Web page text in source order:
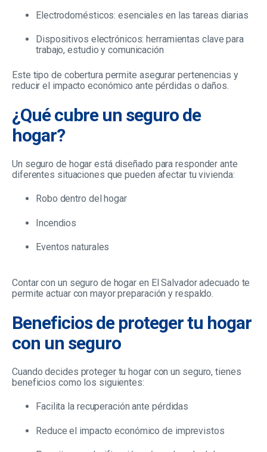
Electrodomésticos: esenciales en las tareas diarias
Dispositivos electrónicos: herramientas clave para
trabajo, estudio y comunicación
Este tipo de cobertura permite asegurar pertenencias y
reducir el impacto económico ante pérdidas o daños.
¿Qué cubre un seguro de
hogar?
Un seguro de hogar está diseñado para responder ante
diferentes situaciones que pueden afectar tu vivienda:
Robo dentro del hogar
Incendios
Eventos naturales
Contar con un seguro de hogar en El Salvador adecuado te
permite actuar con mayor preparación y respaldo.
Beneficios de proteger tu hogar
con un seguro
Cuando decides proteger tu hogar con un seguro, tienes
beneficios como los siguientes:
Facilita la recuperación ante pérdidas
Reduce el impacto económico de imprevistos